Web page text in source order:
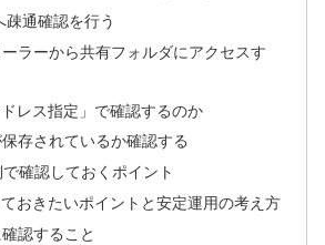
疎通確認を行う
ラーから共有フォルダにアクセスす
レス指定」で確認するのか
存されているか確認する
確認しておくポイント
おきたいポイントと安定運用の考え方
認すること